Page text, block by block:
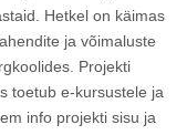
Hetkel on käimas
ja võimaluste
Projekti
toetub e-kursustele ja
info projekti sisu ja